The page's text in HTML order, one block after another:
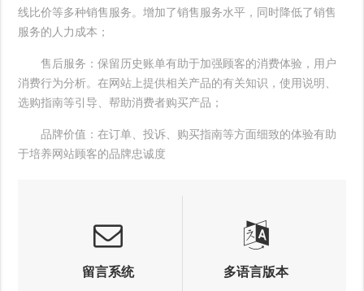
线比价等多种销售服务。增加了销售服务水平，同时降低了销售
服务的人力成本；
售后服务：保留历史账单有助于加强顾客的消费体验，用户
消费行为分析。在网站上提供相关产品的有关知识，使用说明、
选购指南等引导、帮助消费者购买产品；
品牌价值：在订单、投诉、购买指南等方面细致的体验有助
于培养网站顾客的品牌忠诚度
留言系统 多语言版本